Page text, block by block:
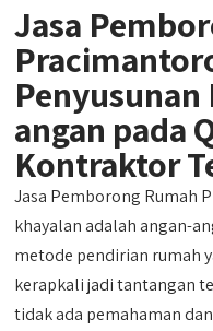
Jasa
Penyusunan
angan pada
Kontraktor
Jasa Pemborong Rumah
khayalan adalah angan-
metode pendirian rumah
kerapkali jadi tantangan
tidak ada pemahaman